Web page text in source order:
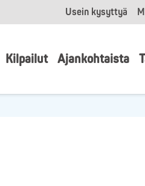
Usein kysyttyä
Kilpailut Ajankohtaista